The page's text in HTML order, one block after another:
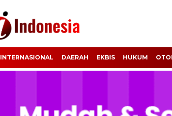
INTERNASIONAL DAERAH EKBIS HUKUM